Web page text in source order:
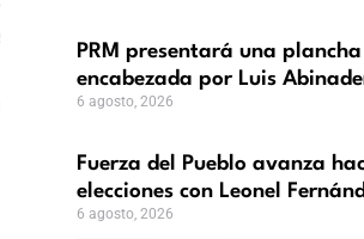
PRM presentará una
encabezada por Luis
6 agosto, 2026
Fuerza del Pueblo avanza
elecciones con Leonel
6 agosto, 2026